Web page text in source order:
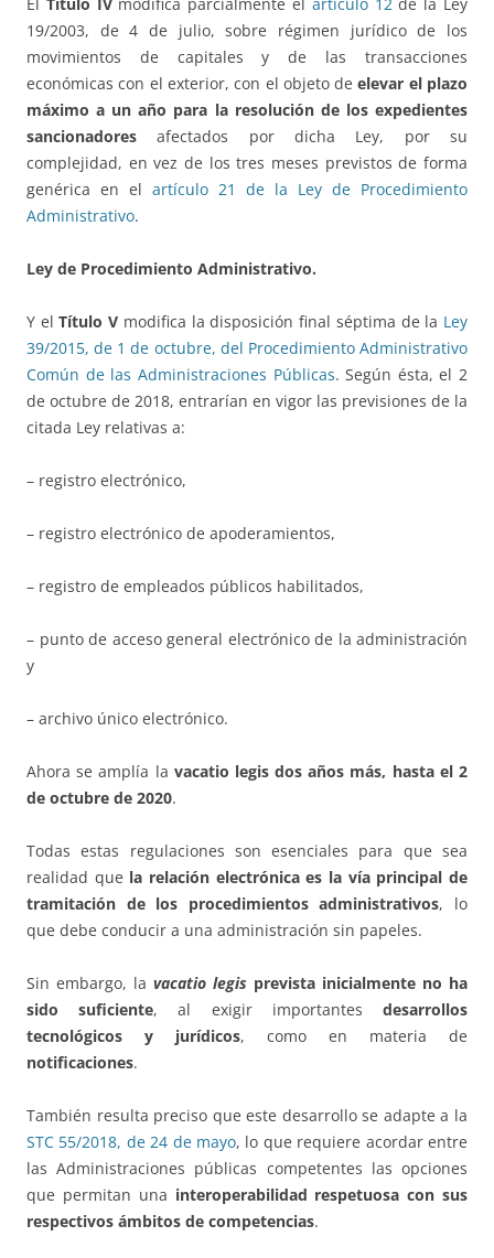
19/2003, de 4 de julio, sobre régimen jurídico de los
movimientos de capitales y de las transacciones
económicas con el exterior, con el objeto deelevar el plazo
máximo a un año para la resolución de los expedientes
sancionadores afectados por dicha Ley, por su
complejidad, en vez de los tres meses previstos de forma
genérica en el artículo 21 de la Ley de Procedimiento
Administrativo.
Ley de Procedimiento Administrativo.
Y elTítulo V modifica la disposición final séptima de la Ley
39/2015, de 1 de octubre, del Procedimiento Administrativo
Común de las Administraciones Públicas. Según ésta, el 2
de octubre de 2018, entrarían en vigor las previsiones de la
citada Ley relativas a:
– registro electrónico,
– registro electrónico de apoderamientos,
– registro de empleados públicos habilitados,
– punto de acceso general electrónico de la administración
y
– archivo único electrónico.
Ahora se amplía la vacatio legis dos años más, hasta el 2
de octubre de 2020.
Todas estas regulaciones son esenciales para que sea
realidad que la relación electrónica es la vía principal de
tramitación de los procedimientos administrativos, lo
que debe conducir a una administración sin papeles.
Sin embargo, la vacatio legis prevista inicialmente no ha
sido suficiente, al exigir importantesdesarrollos
tecnológicos y jurídicos, como en materia de
notificaciones.
También resulta preciso que este desarrollo se adapte a la
STC 55/2018, de 24 de mayo, lo que requiere acordar entre
las Administraciones públicas competentes las opciones
que permitan una interoperabilidad respetuosa con sus
respectivos ámbitos de competencias.